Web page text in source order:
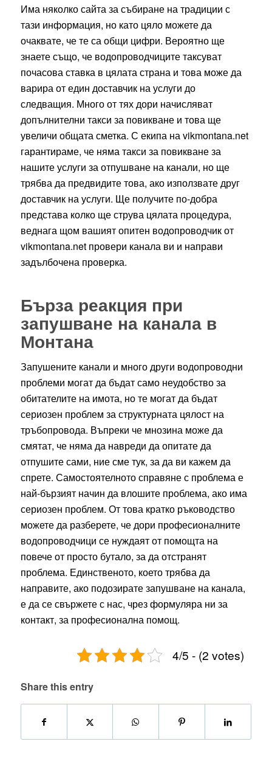
Има няколко сайта за събиране на традиции с
тази информация, но като цяло можете да
очаквате, че те са общи цифри. Вероятно ще
знаете също, че водопроводчиците таксуват
почасова ставка в цялата страна и това може да
варира от един доставчик на услуги до
следващия. Много от тях дори начисляват
допълнителни такси за повикване и това ще
увеличи общата сметка. С екипа на vikmontana.net
гарантираме, че няма такси за повикване за
нашите услуги за отпушване на канали, но ще
трябва да предвидите това, ако използвате друг
доставчик на услуги. Ще получите по-добра
представа колко ще струва цялата процедура,
веднага щом вашият опитен водопроводчик от
vikmontana.net провери канала ви и направи
задълбочена проверка.
Бърза реакция при
запушване на канала в
Монтана
Запушените канали и много други водопроводни
проблеми могат да бъдат само неудобство за
обитателите на имота, но те могат да бъдат
сериозен проблем за структурната цялост на
тръбопровода. Въпреки че мнозина може да
смятат, че няма да навреди да опитате да
отпушите сами, ние сме тук, за да ви кажем да
спрете. Самостоятелното справяне с проблема е
най-бързият начин да влошите проблема, ако има
сериозен проблем. От това кратко ръководство
можете да разберете, че дори професионалните
водопроводчици се нуждаят от помощта на
повече от просто бутало, за да отстранят
проблема. Единственото, което трябва да
направите, ако подозирате запушване на канала,
е да се свържете с нас, чрез формуляра ни за
контакт, за професионална помощ.
4/5 - (2 votes)
Share this entry